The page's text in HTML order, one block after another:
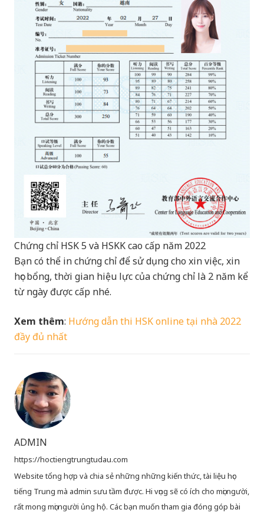
Chứng chỉ HSK 5 và HSKK cao cấp năm 2022
Bạn có thể in chứng chỉ để sử dụng cho xin việc, xin
học bổng, thời gian hiệu lực của chứng chỉ là 2 năm kể
từ ngày được cấp nhé.
Xem thêm: Hướng dẫn thi HSK online tại nhà 2022
đầy đủ nhất
ADMIN
https://hoctiengtrungtudau.com
Website tổng hợp và chia sẻ những những kiến thức, tài liệu học
tiếng Trung mà admin sưu tầm được. Hi vọng sẽ có ích cho mọi người,
rất mong mọi người ủng hộ. Các bạn muốn tham gia đóng góp bài